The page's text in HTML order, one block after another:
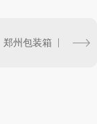
郑州包装箱